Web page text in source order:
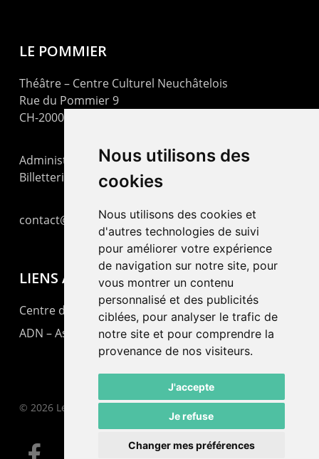
Nous utilisons des
cookies
Nous utilisons des cookies et
d'autres technologies de suivi
pour améliorer votre expérience
de navigation sur notre site, pour
vous montrer un contenu
personnalisé et des publicités
ciblées, pour analyser le trafic de
notre site et pour comprendre la
provenance de nos visiteurs.
J'accepte
Je refuse
Changer mes préférences
LE POMMIER
Théâtre – Centre Culturel Neuchâtelois
Rue du Pommier 9
CH-2000 Neuchâtel
Administration : +41 32 725 03 03
Billetterie : +41 32 725 05 05
contact@lepommier.ch
LIENS AMIS
Centre de culture ABC
ADN – Association Danse Neuchâtel
© 2026 Le Pommier.
facebook email